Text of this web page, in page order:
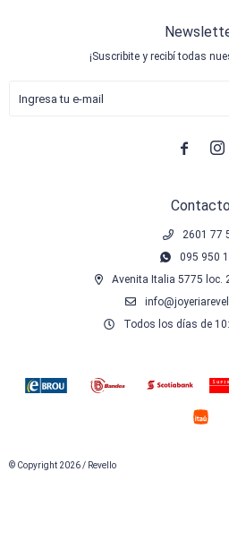
Contacto
2601 77
095 950
Avenita Italia 5775 loc.
Todos los días de
¡Suscribite y recibí todas
 
© Copyright 2026 / Revello